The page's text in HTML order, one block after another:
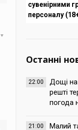
сувенірними
персоналу
Останні
22:00
Дощі на
решті
погода
21:00
Малий